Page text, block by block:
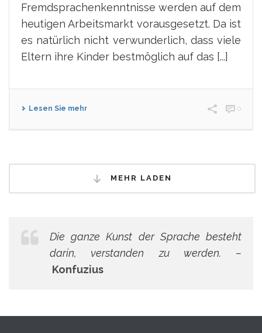
Fremdsprachenkenntnisse werden auf dem
heutigen Arbeitsmarkt vorausgesetzt. Da ist
es natürlich nicht verwunderlich, dass viele
Eltern ihre Kinder bestmöglich auf das [...]
Lesen Sie mehr 0
MEHR LADEN
Die ganze Kunst der Sprache besteht
darin, verstanden zu werden. –
Konfuzius